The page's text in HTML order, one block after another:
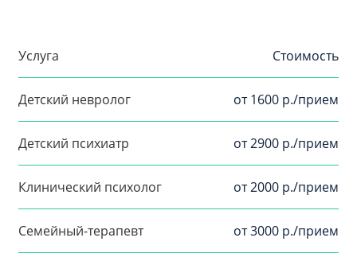
Услуга Стоимость
Детский невролог от 1600 р./прием
Детский психиатр от 2900 р./прием
Клинический психолог от 2000 р./прием
Семейный-терапевт от 3000 р./прием